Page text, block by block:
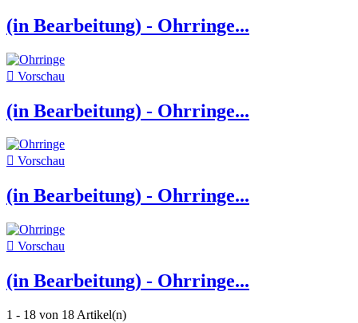
(in Bearbeitung) - Ohrringe...
 Vorschau
(in Bearbeitung) - Ohrringe...
 Vorschau
(in Bearbeitung) - Ohrringe...
 Vorschau
(in Bearbeitung) - Ohrringe...
1 - 18 von 18 Artikel(n)